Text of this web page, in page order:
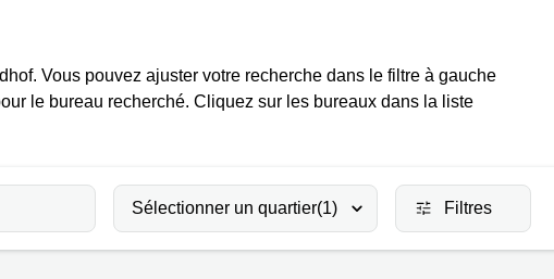
Vous pouvez ajuster votre recherche dans le filtre à gauche
le bureau recherché. Cliquez sur les bureaux dans la liste
Sélectionner un quartier(1) Filtres